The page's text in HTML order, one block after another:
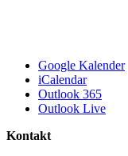
Google Kalender
iCalendar
Outlook 365
Outlook Live
Kontakt